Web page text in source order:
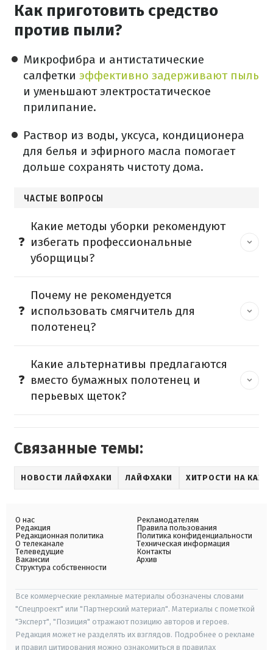
Как приготовить средство
против пыли?
Микрофибра и антистатические
салфетки эффективно задерживают пыль
и уменьшают электростатическое
прилипание.
Раствор из воды, уксуса, кондиционера
для белья и эфирного масла помогает
дольше сохранять чистоту дома.
ЧАСТЫЕ ВОПРОСЫ
Какие методы уборки рекомендуют
избегать профессиональные
уборщицы?
Почему не рекомендуется
использовать смягчитель для
полотенец?
Какие альтернативы предлагаются
вместо бумажных полотенец и
перьевых щеток?
Связанные темы:
НОВОСТИ ЛАЙФХАКИ ЛАЙФХАКИ ХИТРОСТИ НА
О нас
Редакция
Редакционная политика
О телеканале
Телеведущие
Вакансии
Структура собственности
Рекламодателям
Правила пользования
Политика конфиденциальности
Техническая информация
Контакты
Архив
Все коммерческие рекламные материалы обозначены словами
"Спецпроект" или "Партнерский материал". Материалы с пометкой
"Эксперт", "Позиция" отражают позицию авторов и героев.
Редакция может не разделять их взглядов. Подробнее о рекламе
и правил цитирования можно ознакомиться в правилах